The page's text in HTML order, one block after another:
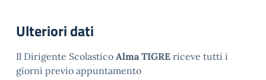
Ulteriori dati
Il Dirigente Scolastico Alma TIGRE riceve tutti i
giorni previo appuntamento